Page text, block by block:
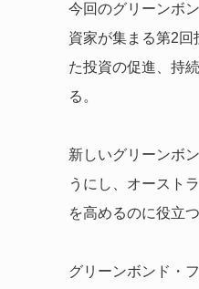
今回のグリーンボ
資家が集まる第2
た投資の促進、持
る。
新しいグリーンボ
うにし、オースト
を高めるのに役立
グリーンボンド・